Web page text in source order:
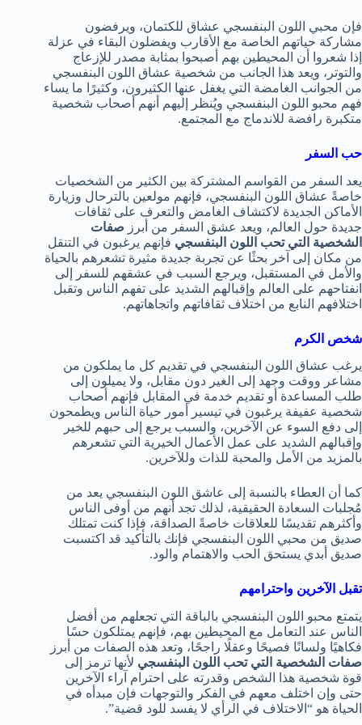
فإن محبي اللون البنفسجي عشاق للكتمان، ويرفضون
مشاركة حياتهم الخاصة مع الأقارب ويفضلون البقاء في عزلة
إذا شعروا أن المحيطين بهم أصبحوا بمثابة مصدر للإزعاج
والتوتر، ويعد هذا الجانب من شخصية عشاق اللون البنفسجي
من الجوانب الغامضة التي يغفل عنها الكثيرون، وكثيرًا ما يساء
فهم محبو اللون البنفسجي ويُنظر إليهم أنهم أصحاب شخصية
متكبرة رافضة للاندماج مع المجتمع.
حب السفر
يعد السفر من القواسم المشتركة بين الكثير من الشخصيات
خاصةً عشاق اللون البنفسجي، فإنهم مولعين بالترحال وزيارة
الأماكن الجديدة لاكتشاف الغامض والتعرف على ثقافات
جديدة حول العالم، ويعد عشق السفر من أبرز صفات
الشخصية التي تحب اللون البنفسجي فإنهم يرغبون في التنقل
من مكان إلى آخر بحثًا عن تجربة جديدة مثيرة تشعرهم بالحياة
والأمل في المستقبل، ويرجع السبب في عشقهم للسفر إلى
انفتاحهم على العالم وإقبالهم الشديد على تفهم الناس وتقبل
اختلافهم النابع من اختلاف ثقافاتهم واتجاهاتهم.
شخص الكرم
يرغب عشاق اللون البنفسجي في تقديم كل ما يملكون من
مشاعر ووقت وجهد إلى الغير دون مقابل، ولا يميلون إلى
طلب المساعدة أو تقديم خدمة في المقابل فإنهم أصحاب
شخصية عفيفة يرغبون في تيسير أمور حياة الناس ويطمحون
إلى دفع السوء عن الآخرين، والسبب يرجع إلى حبهم للخير
وإقبالهم الشديد على عمل الأعمال الخيرية التي تشعرهم
بالمزيد من الأمل والمحبة للذات وللآخرين.
كما أن العطاء بالنسبة إلى عاشق اللون البنفسجي يعد من
مُجلبات السعادة الحقيقية، لذلك تجد أنهم من أوفى الناس
وأكثرهم تقديسًا للعلاقات خاصةً الصداقة، فإذا كنت تمتلك
صديق من محبي اللون البنفسجي فإنك بالتأكيد قد اكتسبت
صديق أبدي يستحق الحب والاهتمام والود.
تقبل الآخرين واحترامهم
يتمتع محبو اللون البنفسجي بالباقة التي تجعلهم من أفضل
الناس عند التعامل مع المحيطين بهم، فإنهم يمتلكون حسًا
فكاهيًا ولسانًا فصيحًا وعقلًا راجحًا، وتعد هذه الصفات من أبرز
صفات الشخصية التي تحب اللون البنفسجي لأنها ترمز إلى
قوة شخصية هذا الشخص وقدرته على احترام آراء الآخرين
حتى وإن اختلف معهم في الفكر والتوجهات فإن مبدأه في
الحياة هو “الاختلاف في الرأي لا يفسد للود قضية”.